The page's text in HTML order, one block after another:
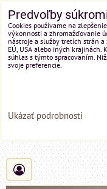
Predvoľby
Cookies používame na
výkonnosti a zhromažďovanie
nástroje a služby tretích strán
EÚ, USA alebo iných krajinách.
súhlas s týmto spracovaním.
svoje preferencie.
Ukázať podrobnosti